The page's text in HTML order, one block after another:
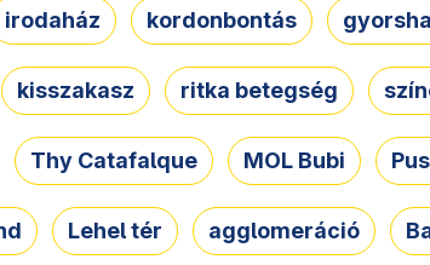
irodaház kordonbontás
kisszakasz ritka betegség
Thy Catafalque MOL Bubi
Lehel tér agglomeráció